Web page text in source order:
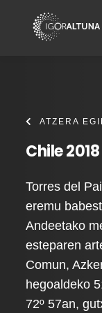
ATZERA
Chile
Torres del
eremu
Andeetako
esteparen
Comun,
hegoaldeko
72º 57an,